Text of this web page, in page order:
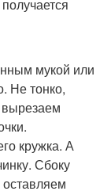
мукой или
Не тонко,
кружка. А
Сбоку